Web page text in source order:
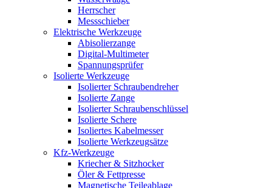
Herrscher
Messschieber
Elektrische Werkzeuge
Abisolierzange
Digital-Multimeter
Spannungsprüfer
Isolierte Werkzeuge
Isolierter Schraubendreher
Isolierte Zange
Isolierter Schraubenschlüssel
Isolierte Schere
Isoliertes Kabelmesser
Isolierte Werkzeugsätze
Kfz-Werkzeuge
Kriecher & Sitzhocker
Öler & Fettpresse
Magnetische Teileablage